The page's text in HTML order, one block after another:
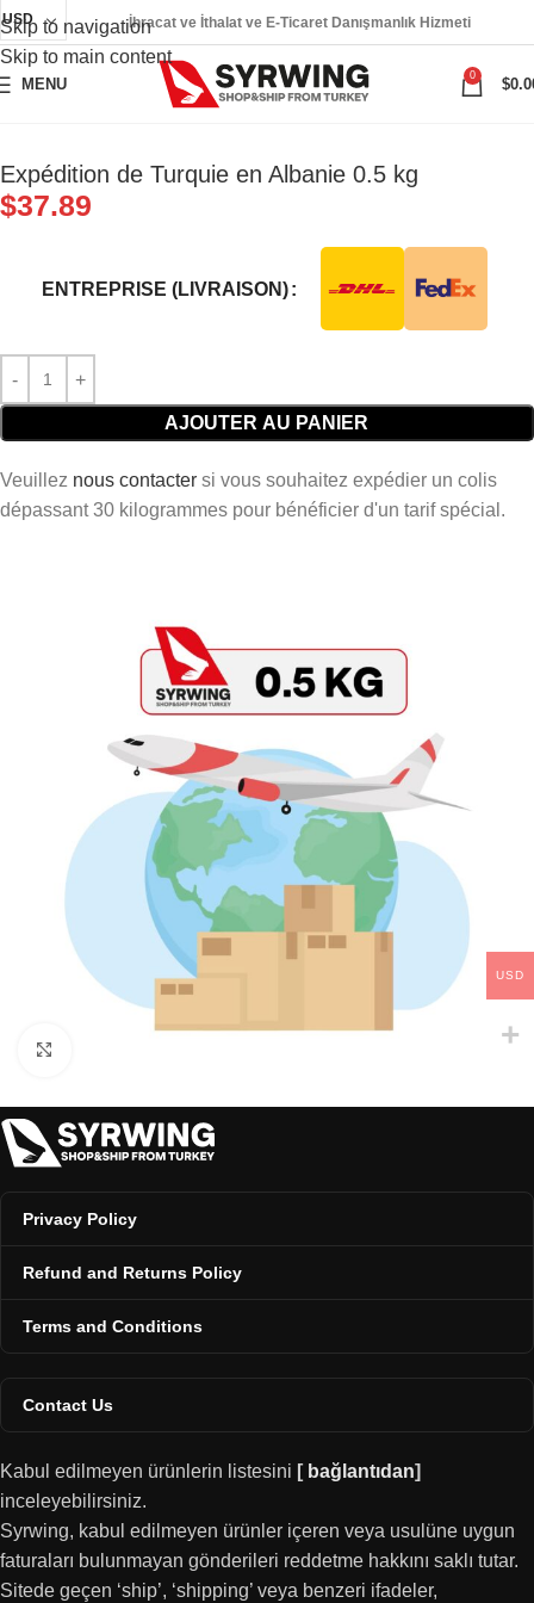
Skip to navigation
Skip to main content
USD İhracat ve İthalat ve E-Ticaret Danışmanlık Hizmeti
MENU
0
$
Expédition de Turquie en Albanie 0.5 kg
$37.89
ENTREPRISE (LIVRAISON)
AJOUTER AU PANIER
Veuillez nous contacter si vous souhaitez expédier un colis
dépassant 30 kilogrammes pour bénéficier d'un tarif spécial.
Privacy Policy
Refund and Returns Policy
Terms and Conditions
Contact Us
Kabul edilmeyen ürünlerin listesini [ bağlantıdan]
inceleyebilirsiniz.
Syrwing, kabul edilmeyen ürünler içeren veya usulüne uygun
faturaları bulunmayan gönderileri reddetme hakkını saklı tutar.
Sitede geçen ‘ship’, ‘shipping’ veya benzeri ifadeler,
USD